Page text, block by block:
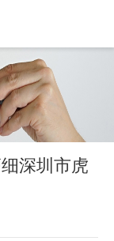
深圳市虎